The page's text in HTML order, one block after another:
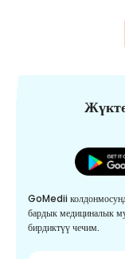
GoMedii
бардык медициналык
бирдиктүү чечим.